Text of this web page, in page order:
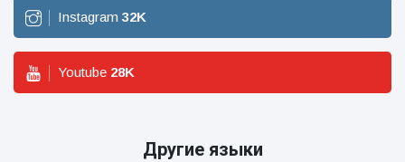
Instagram 32K
Youtube 28K
Другие языки